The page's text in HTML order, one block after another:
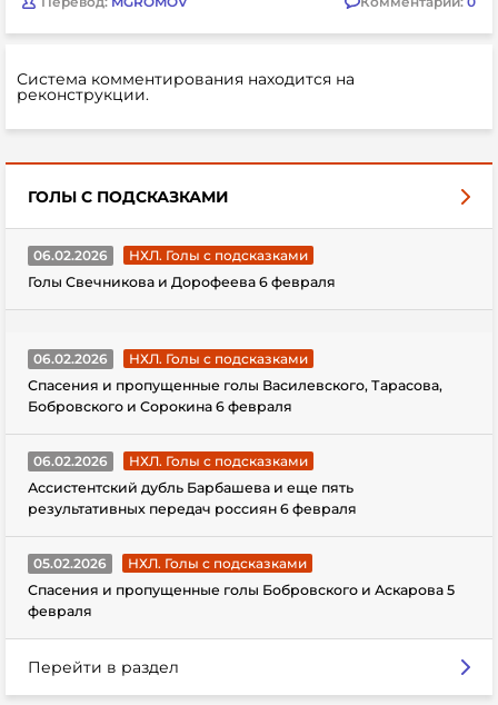
Система комментирования находится на
реконструкции.
ГОЛЫ С ПОДСКАЗКАМИ
06.02.2026
НХЛ. Голы с подсказками
Голы Свечникова и Дорофеева 6 февраля
06.02.2026
НХЛ. Голы с подсказками
Спасения и пропущенные голы Василевского, Тарасова,
Бобровского и Сорокина 6 февраля
06.02.2026
НХЛ. Голы с подсказками
Ассистентский дубль Барбашева и еще пять
результативных передач россиян 6 февраля
05.02.2026
НХЛ. Голы с подсказками
Спасения и пропущенные голы Бобровского и Аскарова 5
февраля
Перейти в раздел